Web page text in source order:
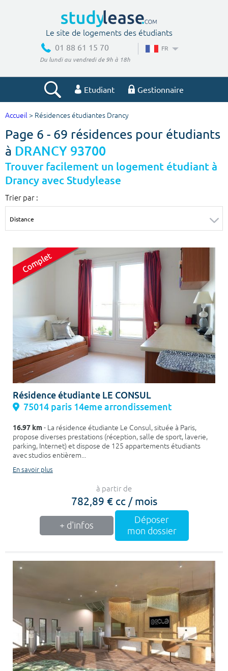
Le site de logements des étudiants
01 88 61 15 70
Du lundi au vendredi de 9h à 18h
FR
Etudiant Gestionnaire
Votre recherche
Ville, école
m²
Colocation
Votre date d'entrée
Chercher
Accueil > Résidences étudiantes Drancy
Page 6 - 69 résidences pour étudiants
à DRANCY 93700
Trouver facilement un logement étudiant à
Drancy avec Studylease
Trier par :
Résidence étudiante LE CONSUL
75014 paris 14eme arrondissement
16.97 km- La résidence étudiante Le Consul, située à Paris,
propose diverses prestations (réception, salle de sport, laverie,
parking, Internet) et dispose de 125 appartements étudiants
avec studios entièrem...
En savoir plus
à partir de
782,89 € cc / mois
+ d'infos
Déposer
mon dossier